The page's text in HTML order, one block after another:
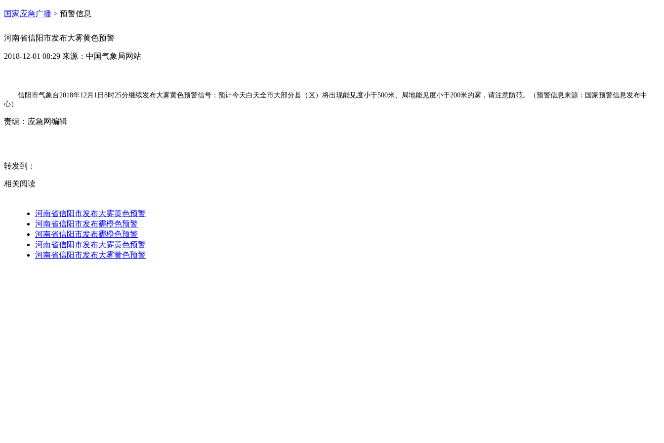
国家应急广播 > 预警信息
河南省信阳市发布大雾黄色预警
2018-12-01 08:29 来源： 中国气象局网站
信阳市气象台2018年12月1日8时25分继续发布大雾黄色预警信号：预计今天白天全市大部分县（区）将出现能见度小于500米、局地能见度小于200米的雾，请注意防范。（预警信息来源：国家预警信息发布中
心）
责编： 应急网编辑
转发到：
相关阅读
河南省信阳市发布大雾黄色预警
河南省信阳市发布霾橙色预警
河南省信阳市发布霾橙色预警
河南省信阳市发布大雾黄色预警
河南省信阳市发布大雾黄色预警